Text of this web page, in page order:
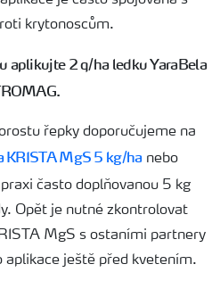
krytonoscům.
aplikujte 2 q/ha ledku YaraBela
řepky doporučujeme na
KRISTA MgS 5 kg/hanebo
často doplňovanou 5 kg
Opět je nutné zkontrolovat
MgS s ostaními partnery
ještě před kvetením.